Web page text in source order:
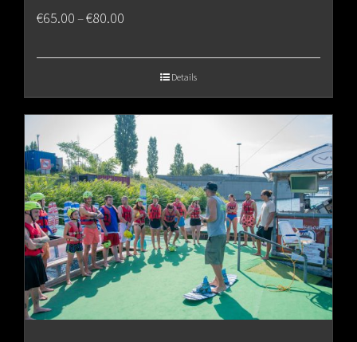
€65.00–€80.00
€80.00
Details